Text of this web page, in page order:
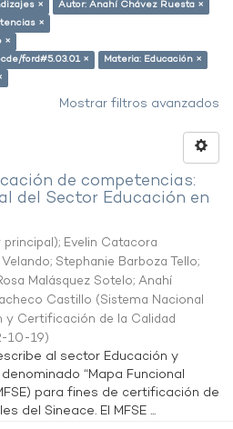
×
Autor: Anahí Chávez Ruesta ×
×
×
ford#5.03.01 ×
Materia: Educación ×
Mostrar filtros avanzados
de competencias:
del Sector Educación en
; Evelin Catacora
; Stephanie Barboza Tello;
Malásquez Sotelo; Anahí
Castillo (Sistema Nacional
y Certificación de la Calidad
10-19)
al sector Educación y
“Mapa Funcional
para fines de certificación de
del Sineace. El MFSE ...